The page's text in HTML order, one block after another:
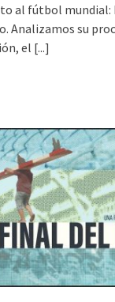
al fútbol mundial:
Analizamos su
el [...]